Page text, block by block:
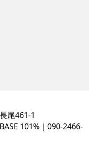
尾461-1
101%｜090-2466-